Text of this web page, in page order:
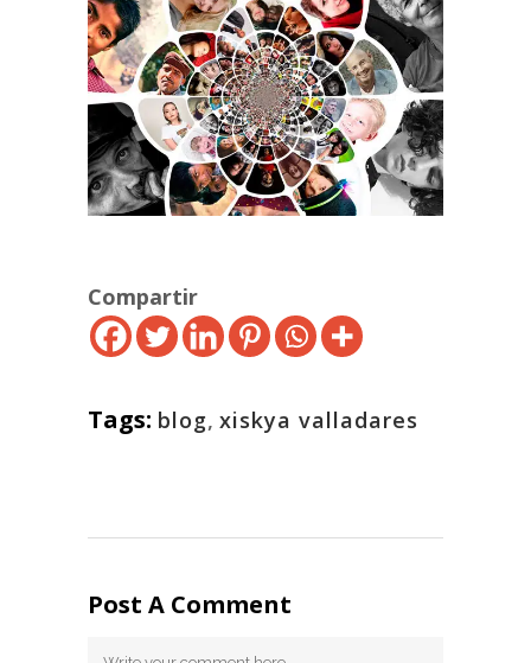
Compartir
Tags: blog, xiskya valladares
Post A Comment